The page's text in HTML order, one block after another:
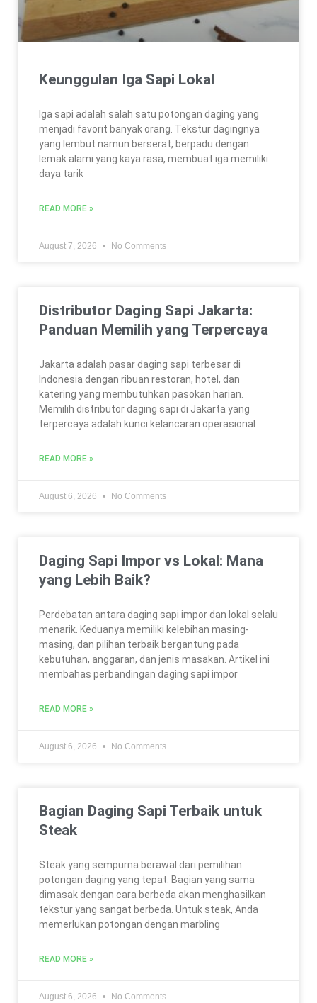
Keunggulan Iga Sapi Lokal
Iga sapi adalah salah satu potongan daging yang
menjadi favorit banyak orang. Tekstur dagingnya
yang lembut namun berserat, berpadu dengan
lemak alami yang kaya rasa, membuat iga memiliki
daya tarik
READ MORE »
August 7, 2026 No Comments
Distributor Daging Sapi Jakarta:
Panduan Memilih yang Terpercaya
Jakarta adalah pasar daging sapi terbesar di
Indonesia dengan ribuan restoran, hotel, dan
katering yang membutuhkan pasokan harian.
Memilih distributor daging sapi di Jakarta yang
terpercaya adalah kunci kelancaran operasional
READ MORE »
August 6, 2026 No Comments
Daging Sapi Impor vs Lokal: Mana
yang Lebih Baik?
Perdebatan antara daging sapi impor dan lokal selalu
menarik. Keduanya memiliki kelebihan masing-
masing, dan pilihan terbaik bergantung pada
kebutuhan, anggaran, dan jenis masakan. Artikel ini
membahas perbandingan daging sapi impor
READ MORE »
August 6, 2026 No Comments
Bagian Daging Sapi Terbaik untuk
Steak
Steak yang sempurna berawal dari pemilihan
potongan daging yang tepat. Bagian yang sama
dimasak dengan cara berbeda akan menghasilkan
tekstur yang sangat berbeda. Untuk steak, Anda
memerlukan potongan dengan marbling
READ MORE »
August 6, 2026 No Comments